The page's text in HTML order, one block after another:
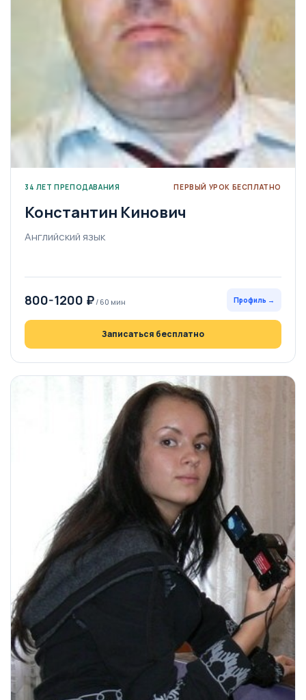
34 ЛЕТ ПРЕПОДАВАНИЯ ПЕРВЫЙ УРОК БЕСПЛАТНО
Константин Кинович
Английский язык
800-1200 ₽ / 60 мин Профиль →
Записаться бесплатно